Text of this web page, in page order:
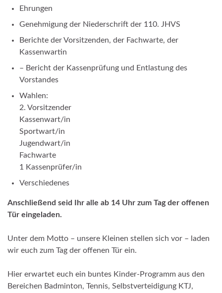
Ehrungen
Genehmigung der Niederschrift der 110. JHVS
Berichte der Vorsitzenden, der Fachwarte, der
Kassenwartin
– Bericht der Kassenprüfung und Entlastung des
Vorstandes
Wahlen:
2. Vorsitzender
Kassenwart/in
Sportwart/in
Jugendwart/in
Fachwarte
1 Kassenprüfer/in
Verschiedenes
Anschließend seid Ihr alle ab 14 Uhr zum Tag der offenen
Tür eingeladen.
Unter dem Motto – unsere Kleinen stellen sich vor – laden
wir euch zum Tag der offenen Tür ein.
Hier erwartet euch ein buntes Kinder-Programm aus den
Bereichen Badminton, Tennis, Selbstverteidigung KTJ,